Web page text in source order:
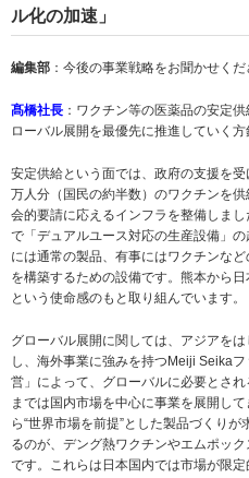
ル化の加速」
編集部 ：今後の事業戦略をお聞かせくだ
髙橋社長 ：ワクチン等の医薬品の安定
ローバル展開を最優先に推進していく方
安定供給という面では、政府の支援を
万人分（国民の約半数）のワクチンを
会的要請に応えるインフラを整備しま
で「デュアルユース対応の生産設備」
には通常の製品、有事にはワクチンな
を構築するための設備です。熊本から
という使命感のもと取り組んでいます。
グローバル展開に関しては、アジアを
し、海外事業に強みを持つMeiji Seika
営」によって、グローバルに必要とさ
までは国内市場を中心に事業を展開し
ら“世界市場を前提”とした製品づくり
るのが、デング熱ワクチンやエムポッ
です。これらは日本国内では市場が限